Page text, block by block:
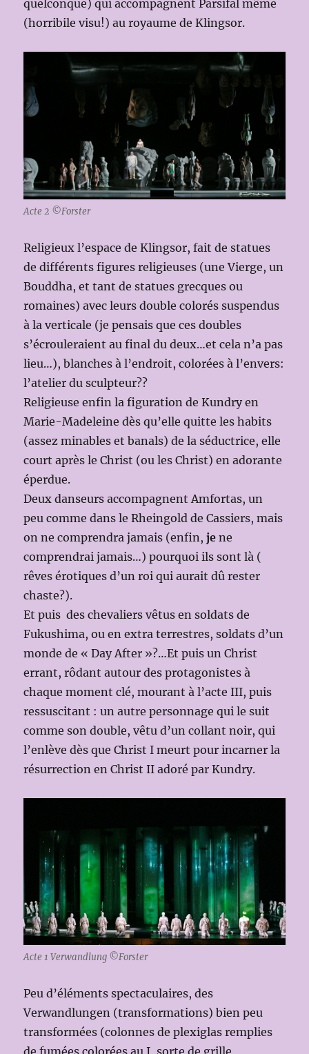
quelconque) qui accompagnent Parsifal même
(horribile visu!) au royaume de Klingsor.
Acte 2 ©Forster
Religieux l’espace de Klingsor, fait de statues
de différents figures religieuses (une Vierge, un
Bouddha, et tant de statues grecques ou
romaines) avec leurs double colorés suspendus
à la verticale (je pensais que ces doubles
s’écrouleraient au final du deux…et cela n’a pas
lieu…), blanches à l’endroit, colorées à l’envers:
l’atelier du sculpteur??
Religieuse enfin la figuration de Kundry en
Marie-Madeleine dès qu’elle quitte les habits
(assez minables et banals) de la séductrice, elle
court après le Christ (ou les Christ) en adorante
éperdue.
Deux danseurs accompagnent Amfortas, un
peu comme dans le Rheingold de Cassiers, mais
on ne comprendra jamais (enfin, je ne
comprendrai jamais…) pourquoi ils sont là (
rêves érotiques d’un roi qui aurait dû rester
chaste?).
Et puis des chevaliers vêtus en soldats de
Fukushima, ou en extra terrestres, soldats d’un
monde de « Day After »?…Et puis un Christ
errant, rôdant autour des protagonistes à
chaque moment clé, mourant à l’acte III, puis
ressuscitant : un autre personnage qui le suit
comme son double, vêtu d’un collant noir, qui
l’enlève dès que Christ I meurt pour incarner la
résurrection en Christ II adoré par Kundry.
Acte 1 Verwandlung ©Forster
Peu d’éléments spectaculaires, des
Verwandlungen (transformations) bien peu
transformées (colonnes de plexiglas remplies
de fumées colorées au I, sorte de grille